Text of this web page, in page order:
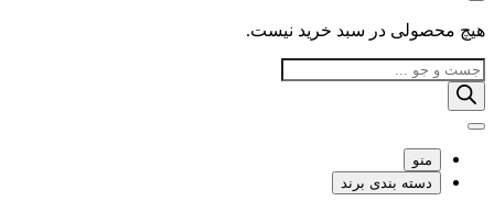
محصولی در سبد خرید نیست.
منو
دسته بندی برند